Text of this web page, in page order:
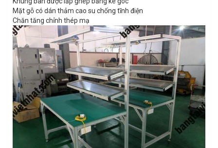
Mặt gỗ có dán thảm cao su chống tĩnh điện
Chăn tăng chỉnh thép mạ